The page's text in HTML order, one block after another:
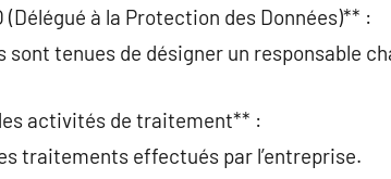
(Délégué à la Protection des Données)** :
tenues de désigner un responsable
activités de traitement** :
traitements effectués par l’entreprise.